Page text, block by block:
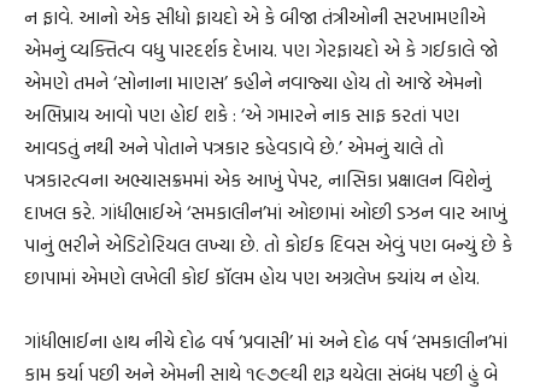
ન ફાવે. આનો એક સીધો ફાયદો એ કે બીજા તંત્રીઓની સરખામણીએ
એમનું વ્યક્તિત્વ વધુ પારદર્શક દેખાય. પણ ગેરફાયદો એ કે ગઈકાલે જો
એમણે તમને ‘સોનાના માણસ’ કહીને નવાજ્યા હોય તો આજે એમનો
અભિપ્રાય આવો પણ હોઈ શકે : ‘એ ગમારને નાક સાફ કરતાં પણ
આવડતું નથી અને પોતાને પત્રકાર કહેવડાવે છે.’ એમનું ચાલે તો
પત્રકારત્વના અભ્યાસક્રમમાં એક આખું પેપર, નાસિકા પ્રક્ષાલન વિશેનું
દાખલ કરે. ગાંધીભાઈએ ‘સમકાલીન’માં ઓછામાં ઓછી ડઝન વાર આખું
પાનું ભરીને એડિટોરિયલ લખ્યા છે. તો કોઈક દિવસ એવું પણ બન્યું છે કે
છાપામાં એમણે લખેલી કોઈ કૉલમ હોય પણ અગ્રલેખ ક્યાંય ન હોય.
ગાંધીભાઈના હાથ નીચે દોઢ વર્ષ ‘પ્રવાસી’ માં અને દોઢ વર્ષ ‘સમકાલીન’માં
કામ કર્યા પછી અને એમની સાથે ૧૯૭૯થી શરૂ થયેલા સંબંધ પછી હું બે